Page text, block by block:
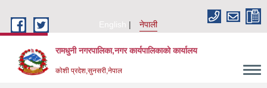
English
नेपाली
रामधुनी नगरपालिका,नगर कार्यपालिकाको कार्यालय
कोशी प्रदेश,सुनसरी,नेपाल